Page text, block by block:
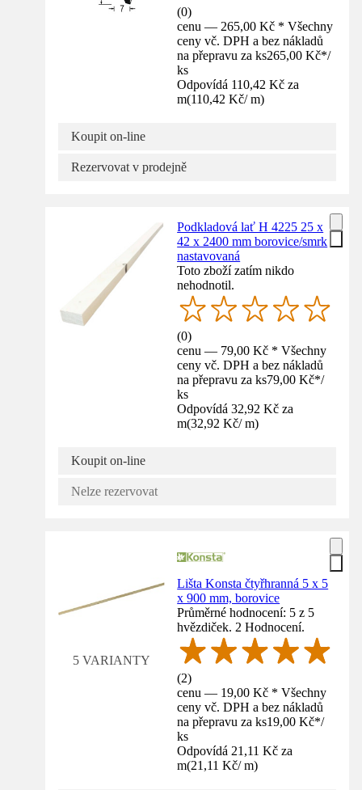
(0)
cenu — 265,00 Kč * Všechny
ceny vč. DPH a bez nákladů
na přepravu za ks265,00 Kč*/
ks
Odpovídá 110,42 Kč za
m(110,42 Kč/ m)
Koupit on-line
Rezervovat v prodejně
Podkladová lať H 4225 25 x
42 x 2400 mm borovice/smrk
nastavovaná
Toto zboží zatím nikdo
nehodnotil.
(0)
cenu — 79,00 Kč * Všechny
ceny vč. DPH a bez nákladů
na přepravu za ks79,00 Kč*/
ks
Odpovídá 32,92 Kč za
m(32,92 Kč/ m)
Koupit on-line
Nelze rezervovat
5 VARIANTY
Lišta Konsta čtyřhranná 5 x 5
x 900 mm, borovice
Průměrné hodnocení: 5 z 5
hvězdiček. 2 Hodnocení.
(2)
cenu — 19,00 Kč * Všechny
ceny vč. DPH a bez nákladů
na přepravu za ks19,00 Kč*/
ks
Odpovídá 21,11 Kč za
m(21,11 Kč/ m)